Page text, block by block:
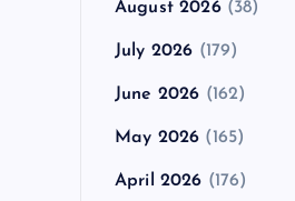
August 2026(38)
July 2026 (179)
June 2026 (162)
May 2026 (165)
April 2026 (176)